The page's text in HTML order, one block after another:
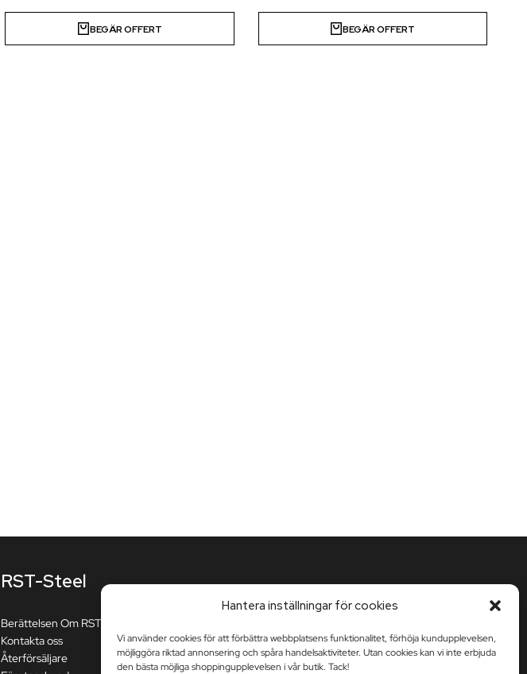
Hantera inställningar för cookies
Vi använder cookies för att förbättra webbplatsens funktionalitet, förhöja kundupplevelsen,
möjliggöra riktad annonsering och spåra handelsaktiviteter. Utan cookies kan vi inte erbjuda
den bästa möjliga shoppingupplevelsen i vår butik. Tack!
BEGÄR OFFERT BEGÄR OFFERT
RST-Steel
Berättelsen Om RST-Steel
Kontakta oss
Återförsäljare